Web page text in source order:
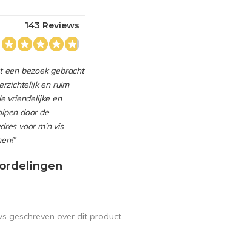
143 Reviews
een bezoek gebracht
en ruim
vriendelijke en
door de
voor m’n vis
geschreven over dit product.